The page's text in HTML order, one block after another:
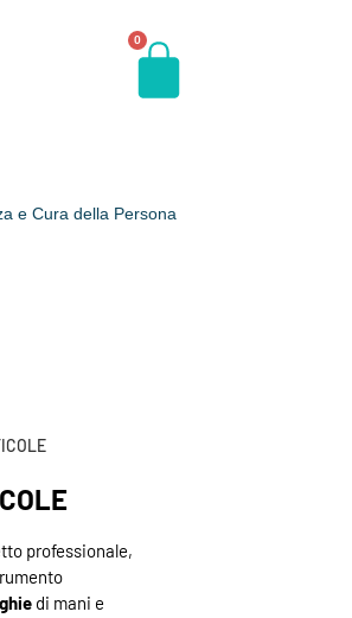
0
e Cura della Persona
professionale,
di mani e